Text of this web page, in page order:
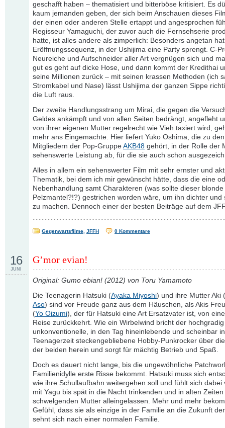
geschafft haben – thematisiert und bitterböse kritisiert. Es
kaum jemanden geben, der sich beim Anschauen dieses
der einen oder anderen Stelle ertappt und angesprochen
Regisseur Yamaguchi, der zuvor auch die Fernsehserie
hatte, ist alles andere als zimperlich: Besonders angetan
Eröffnungssequenz, in der Ushijima eine Party sprengt. C-
Neureiche und Aufschneider aller Art vergnügen sich und
gut es geht auf dicke Hose, und dann kommt der Kredithai
seine Millionen zurück – mit seinen krassen Methoden (ich
Stromkabel und Nase) lässt Ushijima der ganzen Sippe
die Luft raus.
Der zweite Handlungsstrang um Mirai, die gegen die
Geldes ankämpft und von allen Seiten bedrängt, angefleht
von ihrer eigenen Mutter regelrecht wie Vieh taxiert wird,
mehr ans Eingemachte. Hier liefert Yuko Oshima, die zu den
Mitgliedern der Pop-Gruppe AKB48 gehört, in der Rolle der
sehenswerte Leistung ab, für die sie auch schon
Alles in allem ein sehenswerter Film mit sehr ernster und
Thematik, bei dem ich mir gewünscht hätte, dass die eine
Nebenhandlung samt Charakteren (was sollte dieser blonde
Pelzmantel?!?) gestrichen worden wäre, um ihn dichter und
zu machen. Dennoch einer der besten Beiträge auf dem
Gegenwartsfilme JFFH 0 Kommentare
G’mor evian!
16
JUNI
Original: Gumo ebian! (2012) von Toru Yamamoto
Die Teenagerin Hatsuki (Ayaka Miyoshi) und ihre Mutter Aki (
Aso) sind vor Freude ganz aus dem Häuschen, als Akis
(Yo Oizumi), der für Hatsuki eine Art Ersatzvater ist, von
Reise zurückkehrt. Wie ein Wirbelwind bricht der hochgradig
unkonventionelle, in den Tag hineinlebende und scheinbar
Teenagerzeit steckengebliebene Hobby-Punkrocker über
der beiden herein und sorgt für mächtig Betrieb und Spaß.
Doch es dauert nicht lange, bis die ungewöhnliche
Familienidylle erste Risse bekommt. Hatsuki muss sich
wie ihre Schullaufbahn weitergehen soll und fühlt sich dabei
mit Yagu bis spät in die Nacht trinkenden und in alten Zeiten
schwelgenden Mutter alleingelassen. Mehr und mehr
Gefühl, dass sie als einzige in der Familie an die Zukunft
sehnt sich nach einer normalen Familie.